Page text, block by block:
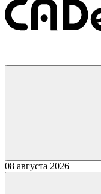
08 августа 2026